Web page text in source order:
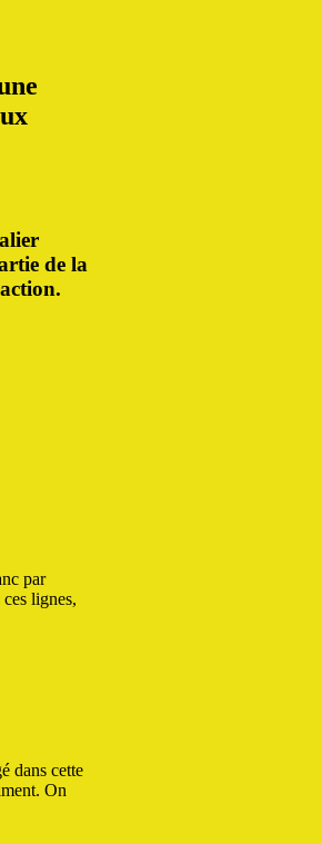
de la
par
lignes,
dans cette
On